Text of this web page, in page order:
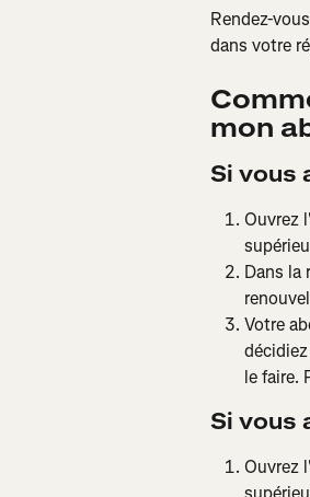
Rendez-
dans votre
mon
Si vous
Ouvrez
Dans la
Votre
le faire.
Si vous
Ouvrez